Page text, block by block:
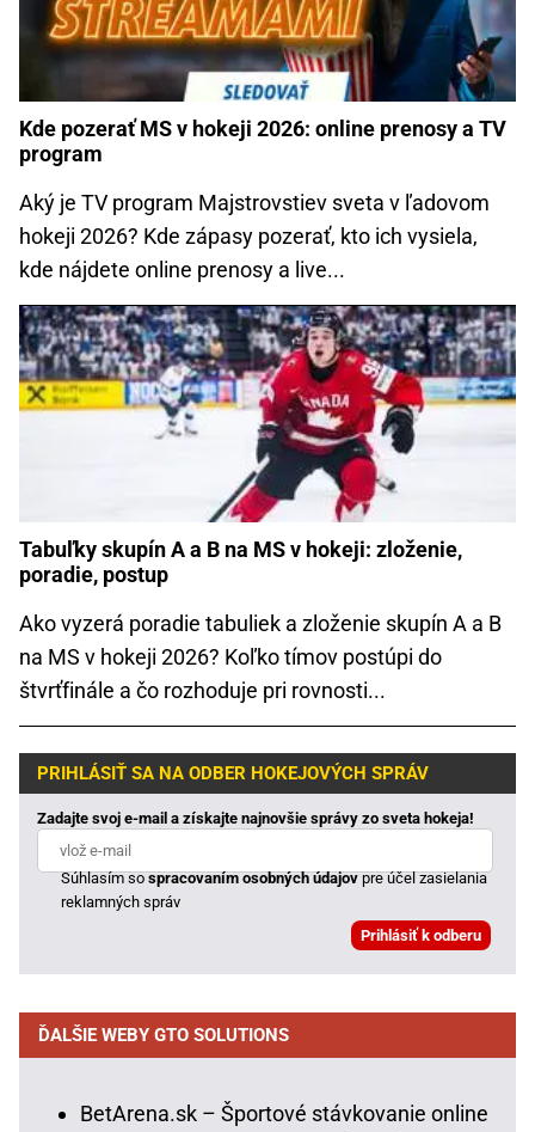
Kde pozerať MS v hokeji 2026: online prenosy a TV
program
Aký je TV program Majstrovstiev sveta v ľadovom
hokeji 2026? Kde zápasy pozerať, kto ich vysiela,
kde nájdete online prenosy a live...
Tabuľky skupín A a B na MS v hokeji: zloženie,
poradie, postup
Ako vyzerá poradie tabuliek a zloženie skupín A a B
na MS v hokeji 2026? Koľko tímov postúpi do
štvrťfinále a čo rozhoduje pri rovnosti...
PRIHLÁSIŤ SA NA ODBER HOKEJOVÝCH SPRÁV
Zadajte svoj e-mail a získajte najnovšie správy zo sveta hokeja!
Súhlasím sospracovaním osobných údajovpre účel zasielania
reklamných správ
ĎALŠIE WEBY GTO SOLUTIONS
BetArena.sk – Športové stávkovanie online